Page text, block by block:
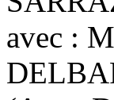
avec :